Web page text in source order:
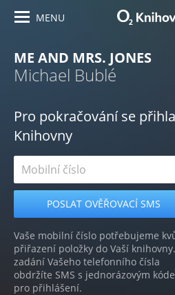
MENU
ME AND MRS. JONES
Michael Bublé
Pro pokračování se
Knihovny
Vaše mobilní číslo potřebujeme
přiřazení položky do Vaší
zadání Vašeho telefonního čísla
obdržíte SMS s jednorázovým
pro přihlášení.